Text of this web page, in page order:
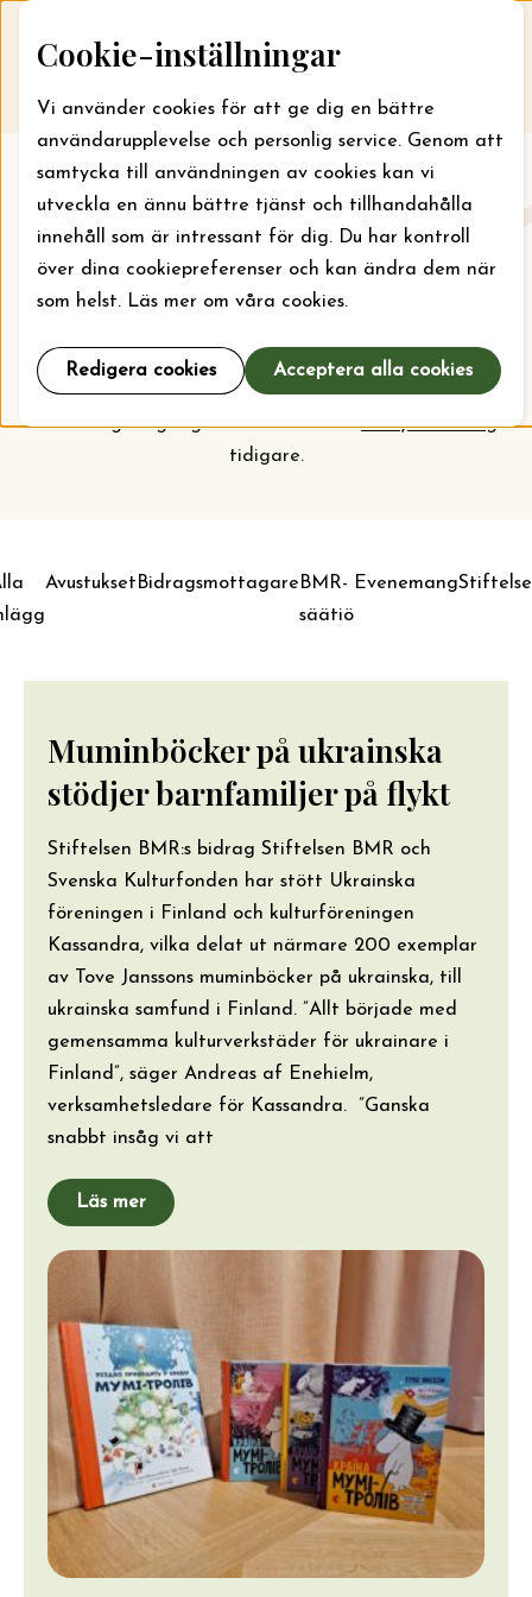
Cookie-inställningar
Vi använder cookies för att ge dig en bättre
användarupplevelse och personlig service. Genom att
samtycka till användningen av cookies kan vi
utveckla en ännu bättre tjänst och tillhandahålla
innehåll som är intressant för dig. Du har kontroll
över dina cookiepreferenser och kan ändra dem när
som helst. Läs mer om våra cookies.
Redigera cookies Acceptera alla cookies
Skip to content
Till webbansökan
Aktuellt
Här kan du läsa om vad stiftelsen jobbar med just nu
och vilka bidrag som kan sökas. För läger kan bidrag
för projekt och verksamhet är det september som
gäller. Kollaprioriteringarnainför nästa
ansökningsomgång och vem som harbeviljats bidrag
tidigare.
AvustuksetBidragsmottagareBMR-
säätiö
Evenemang
Muminböcker på ukrainska
stödjer barnfamiljer på flykt
Stiftelsen BMR:s bidrag Stiftelsen BMR och
Svenska Kulturfonden har stött Ukrainska
föreningen i Finland och kulturföreningen
Kassandra, vilka delat ut närmare 200 exemplar
av Tove Janssons muminböcker på ukrainska, till
ukrainska samfund i Finland. ”Allt började med
gemensamma kulturverkstäder för ukrainare i
Finland”, säger Andreas af Enehielm,
verksamhetsledare för Kassandra. ”Ganska
snabbt insåg vi att
Läs mer